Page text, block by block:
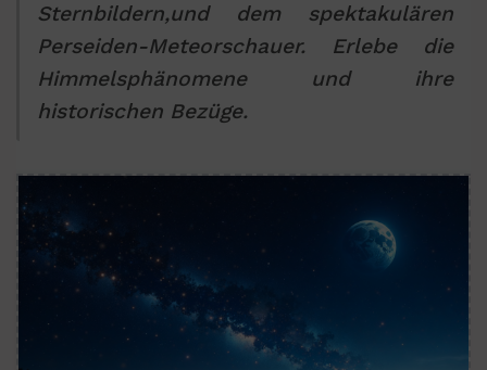
Sternbildern,und dem spektakulären
Perseiden-Meteorschauer. Erlebe die
Himmelsphänomene und ihre
historischen Bezüge.